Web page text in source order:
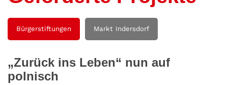
Bürgerstiftungen Markt Indersdorf
„Zurück ins Leben“ nun auf
polnisch